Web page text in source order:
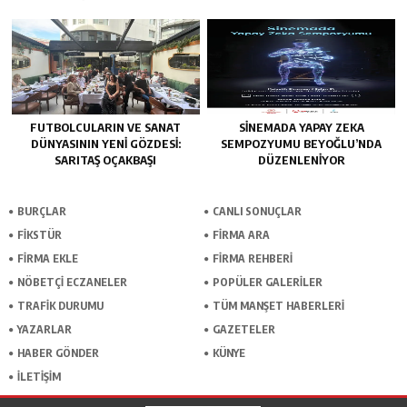
FUTBOLCULARIN VE SANAT
DÜNYASININ YENI GÖZDESI:
SARITAŞ OÇAKBAŞI
SINEMADA YAPAY ZEKA
SEMPOZYUMU BEYOĞLU’NDA
DÜZENLENIYOR
BURÇLAR
CANLI SONUÇLAR
FİKSTÜR
FİRMA ARA
FİRMA EKLE
FİRMA REHBERİ
NÖBETÇİ ECZANELER
POPÜLER GALERİLER
TRAFİK DURUMU
TÜM MANŞET HABERLERİ
YAZARLAR
GAZETELER
HABER GÖNDER
KÜNYE
İLETİŞİM